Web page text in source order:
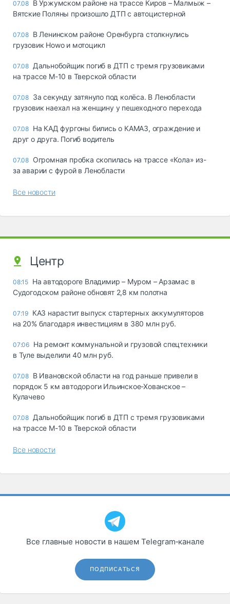
07.08 В Уржумском районе на трассе Киров – Малмыж –
Вятские Поляны произошло ДТП с автоцистерной
07.08 В Ленинском районе Оренбурга столкнулись
грузовик Howo и мотоцикл
07.08 Дальнобойщик погиб в ДТП с тремя грузовиками
на трассе М-10 в Тверской области
07.08 За секунду затянуло под колёса. В Ленобласти
грузовик наехал на женщину у пешеходного перехода
07.08 На КАД фургоны бились о КАМАЗ, ограждение и
друг о друга. Погиб водитель
07.08 Огромная пробка скопилась на трассе «Кола» из-
за аварии с фурой в Ленобласти
Все новости
Центр
08:15 На автодороге Владимир – Муром – Арзамас в
Судогодском районе обновят 2,8 км полотна
07:19 КАЗ нарастит выпуск стартерных аккумуляторов
на 20% благодаря инвестициям в 380 млн руб.
07:06 На ремонт коммунальной и грузовой спецтехники
в Туле выделили 40 млн руб.
07.08 В Ивановской области на год раньше привели в
порядок 5 км автодороги Ильинское-Хованское –
Кулачево
07.08 Дальнобойщик погиб в ДТП с тремя грузовиками
на трассе М-10 в Тверской области
Все новости
Все главные новости в нашем Telegram‑канале
ПОДПИСАТЬСЯ